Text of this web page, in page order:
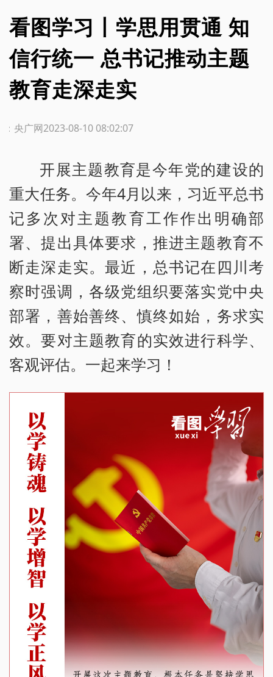
看图学习丨学思用贯通 知
信行统一 总书记推动主题
教育走深走实
2023-08-10 08:02:07
：央广网
开展主题教育是今年党的建设的
重大任务。今年4月以来，习近平总书
记多次对主题教育工作作出明确部
署、提出具体要求，推进主题教育不
断走深走实。最近，总书记在四川考
察时强调，各级党组织要落实党中央
部署，善始善终、慎终如始，务求实
效。要对主题教育的实效进行科学、
客观评估。一起来学习！